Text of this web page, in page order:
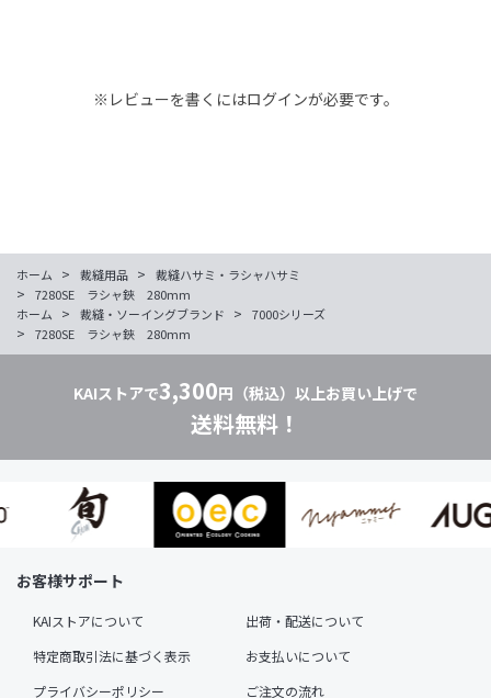
※レビューを書くにはログインが必要です。
ホーム > 裁縫用品 > 裁縫ハサミ・ラシャハサミ
>
7280SE ラシャ鋏 280mm
ホーム
> 裁縫・ソーイングブランド > 7000シリーズ
> 7280SE ラシャ鋏 280mm
KAIストアで3,300円（税込）以上お買い上げで
送料無料！
お客様サポート
KAIストアについて
出荷・配送について
特定商取引法に基づく表示
お支払いについて
プライバシーポリシー
ご注文の流れ